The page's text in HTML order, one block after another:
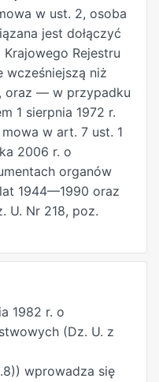
w odpowiednich
skutkującą
publicznej.15)
w postępowaniu
3. Z żądaniem
w
2, może wystąpić
lub
lustracyjnego
sądu
osobę
oświadczenia
tej osoby na
Polskiej.
w ust. 2, osoba
jest dołączyć
Rejestru
wcześniejszą niż
oraz — w przypadku
1 sierpnia 1972 r.
w art. 7 ust. 1
2006 r. o
organów
1944—1990 oraz
U. Nr 218, poz.
1982 r. o
(Dz. U. z
wprowadza się